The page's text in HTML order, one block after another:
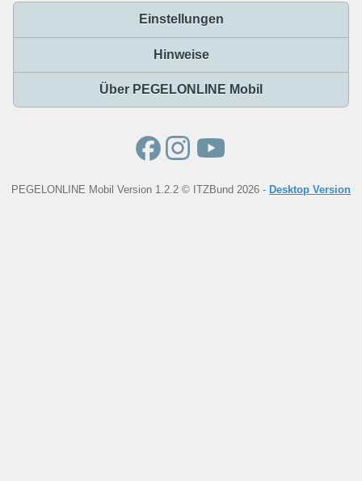
Einstellungen
Hinweise
Über PEGELONLINE Mobil
PEGELONLINE Mobil Version 1.2.2 © ITZBund 2026 - Desktop Version